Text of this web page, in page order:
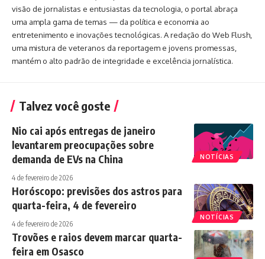
visão de jornalistas e entusiastas da tecnologia, o portal abraça
uma ampla gama de temas — da política e economia ao
entretenimento e inovações tecnológicas. A redação do Web Flush,
uma mistura de veteranos da reportagem e jovens promessas,
mantém o alto padrão de integridade e excelência jornalística.
Talvez você goste
NOTÍCIAS
Nio cai após entregas de janeiro
levantarem preocupações sobre
demanda de EVs na China
4 de fevereiro de 2026
NOTÍCIAS
Horóscopo: previsões dos astros para
quarta-feira, 4 de fevereiro
4 de fevereiro de 2026
Trovões e raios devem marcar quarta-
feira em Osasco